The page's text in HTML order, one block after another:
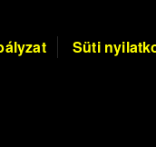
Süti